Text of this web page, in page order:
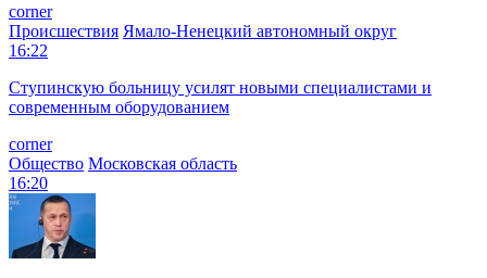
corner
Происшествия Ямало-Ненецкий автономный округ
16:22
Ступинскую больницу усилят новыми специалистами и
современным оборудованием
corner
Общество Московская область
16:20